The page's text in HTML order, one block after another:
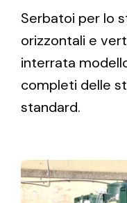
Serbatoi per lo
orizzontali e
interrata
completi delle
standard.